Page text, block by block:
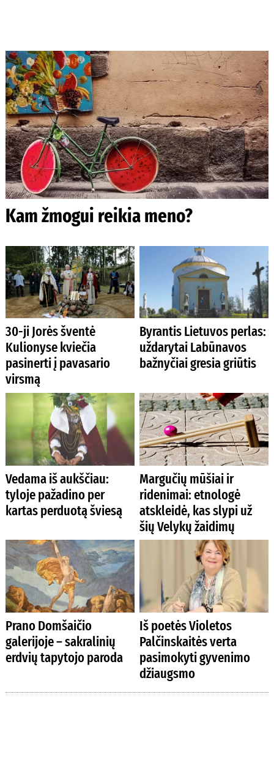
Kam žmogui reikia meno?
30-ji Jorės šventė
Kulionyse kviečia
pasinerti į pavasario
virsmą
Byrantis Lietuvos perlas:
uždarytai Labūnavos
bažnyčiai gresia griūtis
Vedama iš aukščiau:
tyloje pažadino per
kartas perduotą šviesą
Margučių mūšiai ir
ridenimai: etnologė
atskleidė, kas slypi už
šių Velykų žaidimų
Prano Domšaičio
galerijoje – sakralinių
erdvių tapytojo paroda
Iš poetės Violetos
Palčinskaitės verta
pasimokyti gyvenimo
džiaugsmo